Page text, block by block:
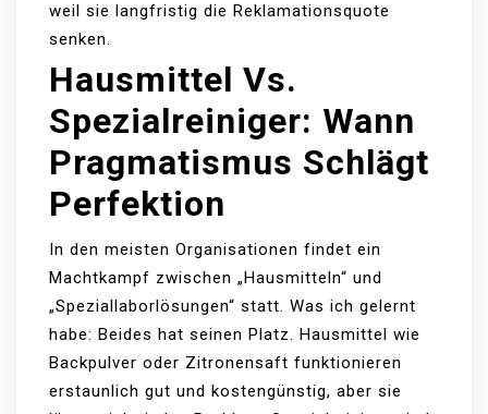
weil sie langfristig die Reklamationsquote
senken.
Hausmittel Vs.
Spezialreiniger: Wann
Pragmatismus Schlägt
Perfektion
In den meisten Organisationen findet ein
Machtkampf zwischen „Hausmitteln“ und
„Speziallaborlösungen“ statt. Was ich gelernt
habe: Beides hat seinen Platz. Hausmittel wie
Backpulver oder Zitronensaft funktionieren
erstaunlich gut und kostengünstig, aber sie